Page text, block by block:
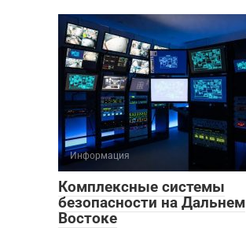
Информация
Комплексные системы
безопасности на Дальнем
Востоке